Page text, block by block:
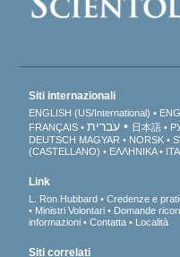
Siti internazionali
ENGLISH (US/International)
FRANÇAIS
עברית 日本語
DEUTSCH MAGYAR NORSK
(CASTELLANO)
ΕΛΛΗΝΙΚA
Link
L. Ron Hubbard Credenze e
Ministri Volontari
Domande
informazioni
Contatta Località
Siti correlati